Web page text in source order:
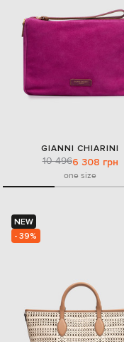
GIANNI CHIARINI
10 4966 308 грн
one size
NEW
- 39%